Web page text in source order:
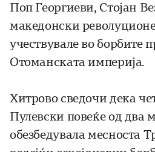
Поп Георгиеви, Стојан
македонски
учествувале во борбите
Отоманската империја.
Хитрово сведочи дека
Пулевски повеќе од два
обезбедувала месноста